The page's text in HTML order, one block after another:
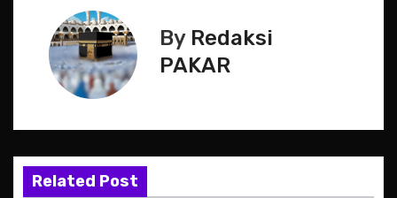
By Redaksi
PAKAR
Related Post